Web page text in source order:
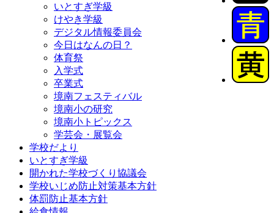
いとすぎ学級
けやき学級
デジタル情報委員会
今日はなんの日？
体育祭
入学式
卒業式
境南フェスティバル
境南小の研究
境南小トピックス
学芸会・展覧会
学校だより
いとすぎ学級
開かれた学校づくり協議会
学校いじめ防止対策基本方針
体罰防止基本方針